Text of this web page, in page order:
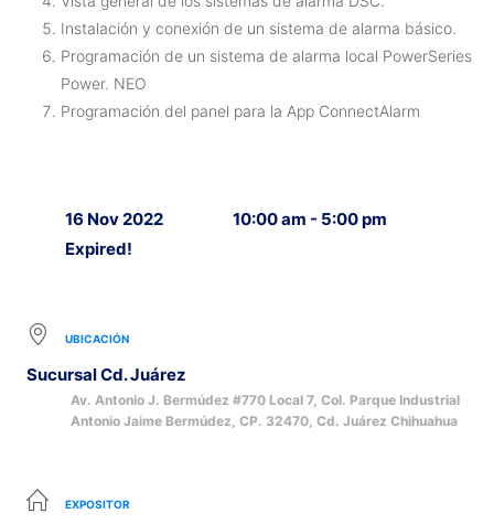
Instalación y conexión de un sistema de alarma básico.
Programación de un sistema de alarma local PowerSeries
Power. NEO
Programación del panel para la App ConnectAlarm
16 Nov 2022
Expired!
10:00 am - 5:00 pm
UBICACIÓN
Sucursal Cd. Juárez
Av. Antonio J. Bermúdez #770 Local 7, Col. Parque Industrial
Antonio Jaime Bermúdez, CP. 32470, Cd. Juárez Chihuahua
EXPOSITOR